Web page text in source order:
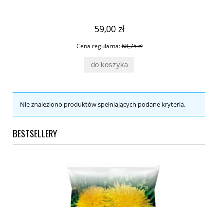
59,00 zł
Cena regularna:68,75 zł
do koszyka
Nie znaleziono produktów spełniających podane kryteria.
BESTSELLERY